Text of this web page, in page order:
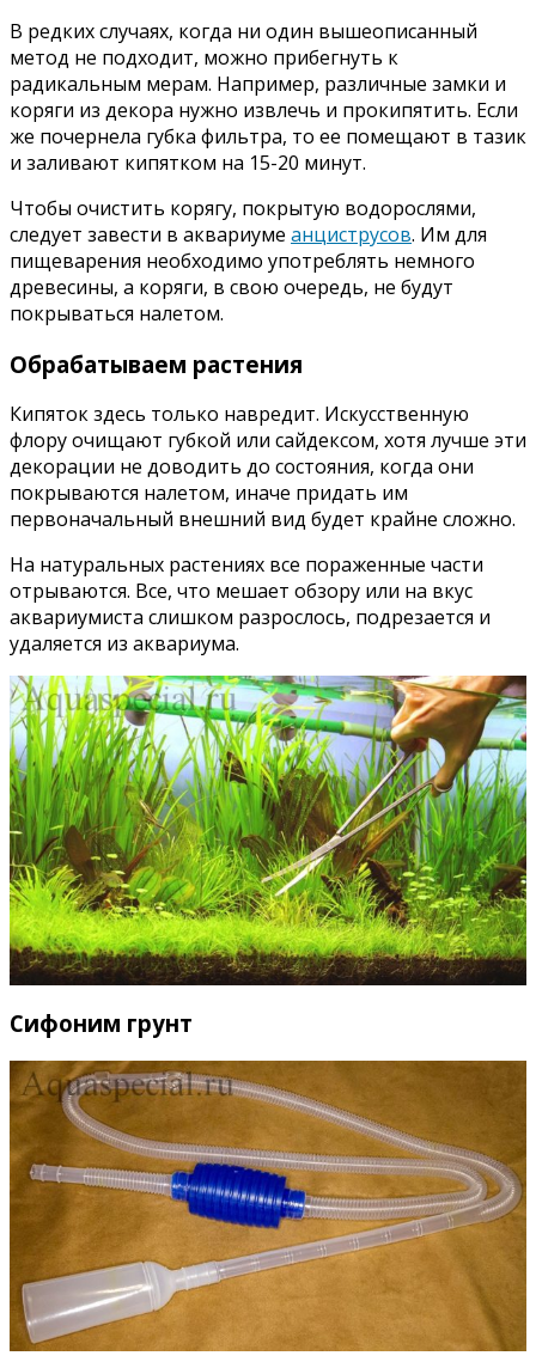
В редких случаях, когда ни один вышеописанный
метод не подходит, можно прибегнуть к
радикальным мерам. Например, различные замки и
коряги из декора нужно извлечь и прокипятить. Если
же почернела губка фильтра, то ее помещают в тазик
и заливают кипятком на 15-20 минут.
Чтобы очистить корягу, покрытую водорослями,
следует завести в аквариуме анциструсов. Им для
пищеварения необходимо употреблять немного
древесины, а коряги, в свою очередь, не будут
покрываться налетом.
Обрабатываем растения
Кипяток здесь только навредит. Искусственную
флору очищают губкой или сайдексом, хотя лучше эти
декорации не доводить до состояния, когда они
покрываются налетом, иначе придать им
первоначальный внешний вид будет крайне сложно.
На натуральных растениях все пораженные части
отрываются. Все, что мешает обзору или на вкус
аквариумиста слишком разрослось, подрезается и
удаляется из аквариума.
Сифоним грунт